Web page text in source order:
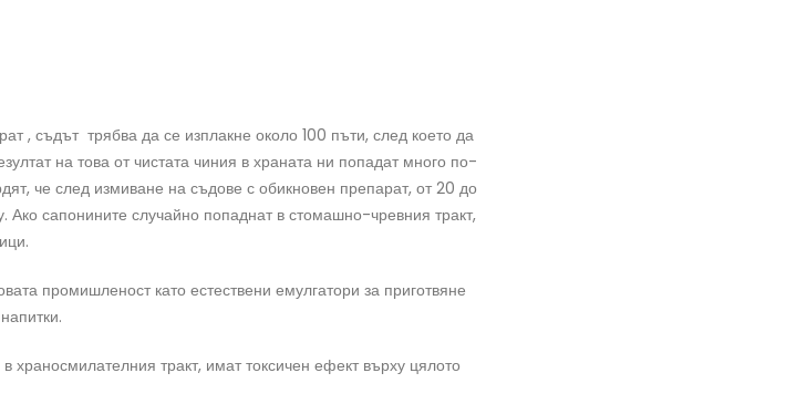
, съдът трябва да се изплакне около 100 пъти, след което да
на това от чистата чиния в храната ни попадат много по-
че след измиване на съдове с обикновен препарат, от 20 до
Ако сапонините случайно попаднат в стомашно-чревния тракт,
промишленост като естествени емулгатори за приготвяне
храносмилателния тракт, имат токсичен ефект върху цялото